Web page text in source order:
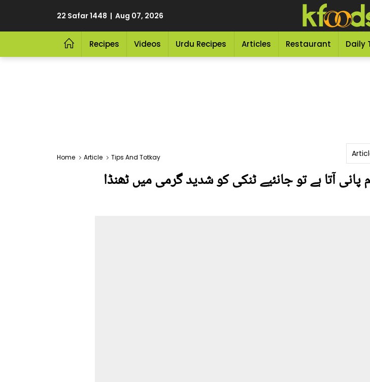
22 Safar 1448 | Aug 07, 2026
Recipes Videos Urdu Recipes Articles Restaurant Daily
Home Article Tips And Totkay
آتا ہے تو جانئیے ٹنکی کو شدید گرمی میں ٹھنڈا